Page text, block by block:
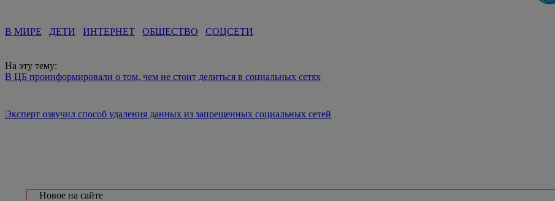
В МИРЕ ДЕТИ ИНТЕРНЕТ ОБЩЕСТВО СОЦСЕТИ
На эту тему:
В ЦБ проинформировали о том, чем не стоит делиться в социальных сетях
Эксперт озвучил способ удаления данных из запрещенных социальных сетей
Новое на сайте